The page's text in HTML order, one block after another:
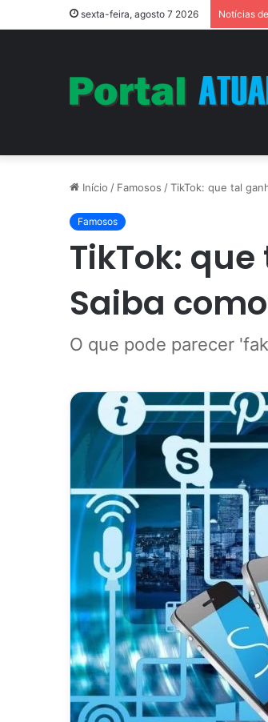
sexta-feira, agosto 7 2026 Notícias
Início / Famosos /TikTok: que tal
Famosos
TikTok:
Saiba
O que pode parecer